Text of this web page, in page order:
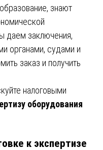
знают
даем заключения,
органами, судами и
заказ и получить
налоговыми
оборудования
к экспертизе